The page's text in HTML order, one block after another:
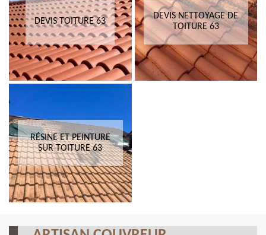
DEVIS TOITURE 63
DEVIS NETTOYAGE DE
TOITURE 63
RÉSINE ET PEINTURE
SUR TOITURE 63